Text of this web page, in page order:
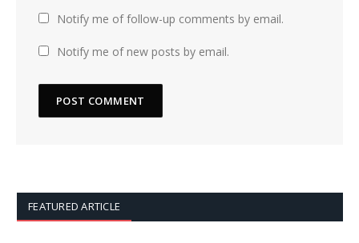
Notify me of follow-up comments by email.
Notify me of new posts by email.
FEATURED ARTICLE